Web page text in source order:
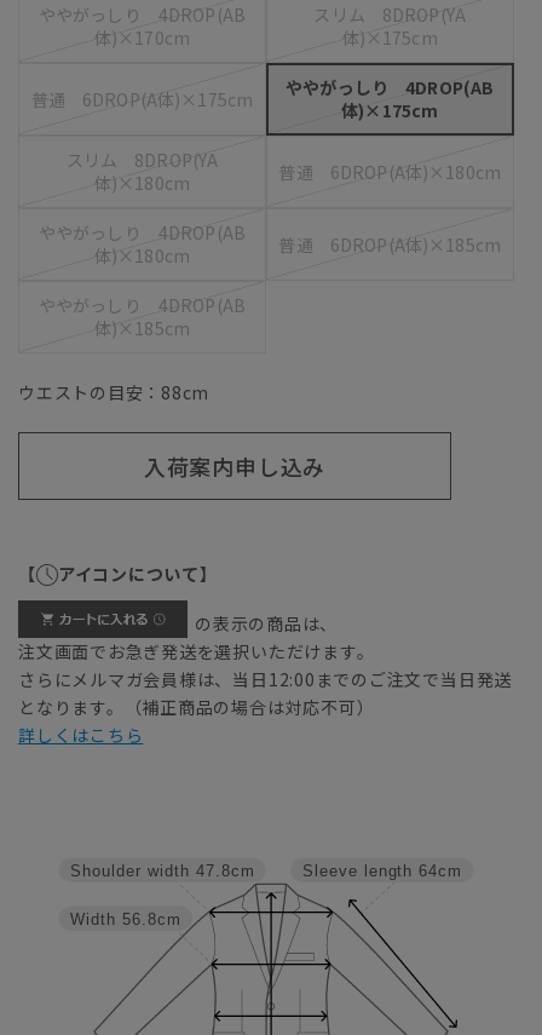
ややがっしり 4DROP(AB
体)×170cm
スリム 8DROP(YA
体)×175cm
普通 6DROP(A体)×175cm
ややがっしり 4DROP(AB
体)×175cm
スリム 8DROP(YA
体)×180cm
普通 6DROP(A体)×180cm
ややがっしり 4DROP(AB
体)×180cm
普通 6DROP(A体)×185cm
ややがっしり 4DROP(AB
体)×185cm
ウエストの目安： 88cm
入荷案内申し込み
【 アイコンについて】
の表示の商品は、
注文画面でお急ぎ発送を選択いただけます。
さらにメルマガ会員様は、当日12:00までのご注文で当日発送
となります。（補正商品の場合は対応不可）
詳しくはこちら
Sleeve length 64cm
Width 56.8cm
Shoulder width 47.8cm